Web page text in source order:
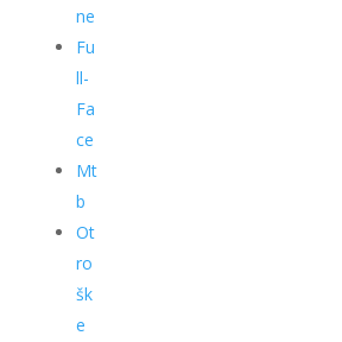
ne
Fu
ll-
Fa
ce
Mt
b
Ot
ro
šk
e